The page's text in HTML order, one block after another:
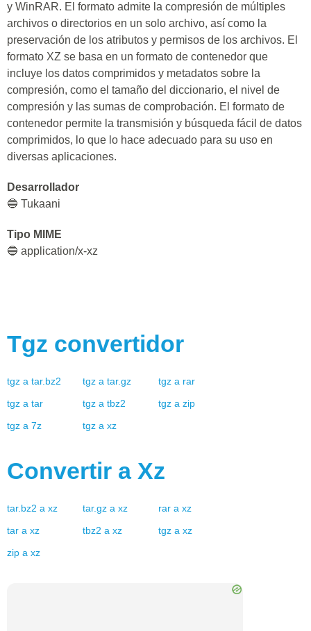
y WinRAR. El formato admite la compresión de múltiples
archivos o directorios en un solo archivo, así como la
preservación de los atributos y permisos de los archivos. El
formato XZ se basa en un formato de contenedor que
incluye los datos comprimidos y metadatos sobre la
compresión, como el tamaño del diccionario, el nivel de
compresión y las sumas de comprobación. El formato de
contenedor permite la transmisión y búsqueda fácil de datos
comprimidos, lo que lo hace adecuado para su uso en
diversas aplicaciones.
Desarrollador
🔵 Tukaani
Tipo MIME
🔵 application/x-xz
Tgz convertidor
tgz a tar.bz2 tgz a tar.gz tgz a rar
tgz a tar tgz a tbz2 tgz a zip
tgz a 7z tgz a xz
Convertir a Xz
tar.bz2 a xz tar.gz a xz rar a xz
tar a xz tbz2 a xz tgz a xz
zip a xz